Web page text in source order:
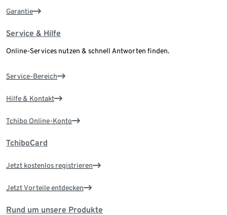
Garantie
Service & Hilfe
Online-Services nutzen & schnell Antworten finden.
Service-Bereich
Hilfe & Kontakt
Tchibo Online-Konto
TchiboCard
Jetzt kostenlos registrieren
Jetzt Vorteile entdecken
Rund um unsere Produkte